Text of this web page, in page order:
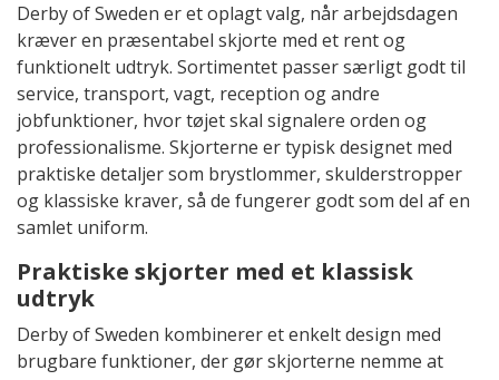
Derby of Sweden er et oplagt valg, når arbejdsdagen
kræver en præsentabel skjorte med et rent og
funktionelt udtryk. Sortimentet passer særligt godt til
service, transport, vagt, reception og andre
jobfunktioner, hvor tøjet skal signalere orden og
professionalisme. Skjorterne er typisk designet med
praktiske detaljer som brystlommer, skulderstropper
og klassiske kraver, så de fungerer godt som del af en
samlet uniform.
Praktiske skjorter med et klassisk
udtryk
Derby of Sweden kombinerer et enkelt design med
brugbare funktioner, der gør skjorterne nemme at